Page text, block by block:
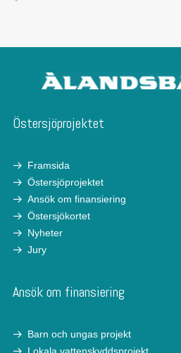
Östersjöprojektet
Framsida
Östersjöprojektet
Ansök om finansiering
Östersjökortet
Nyheter
Jury
Ansök om finansiering
Barn och ungas projekt